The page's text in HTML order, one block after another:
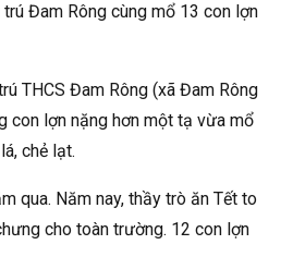
Đam Rông cùng mổ 13 con lợn
THCS Đam Rông (xã Đam Rông
con lợn nặng hơn một tạ vừa mổ
chẻ lạt.
qua. Năm nay, thầy trò ăn Tết to
cho toàn trường. 12 con lợn